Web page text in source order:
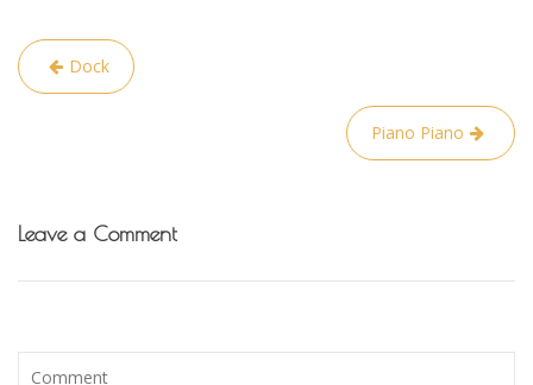
Navigacija
tarp
Dock
Piano Piano
Leave a Comment